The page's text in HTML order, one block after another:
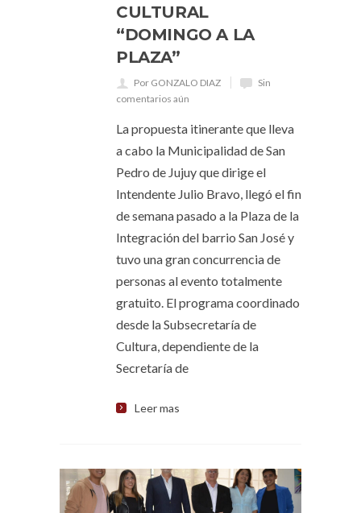
CULTURAL
“DOMINGO A LA
PLAZA”
Por GONZALO DIAZ
Sin
comentarios aún
La propuesta itinerante que lleva
a cabo la Municipalidad de San
Pedro de Jujuy que dirige el
Intendente Julio Bravo, llegó el fin
de semana pasado a la Plaza de la
Integración del barrio San José y
tuvo una gran concurrencia de
personas al evento totalmente
gratuito. El programa coordinado
desde la Subsecretaría de
Cultura, dependiente de la
Secretaría de
Leer mas